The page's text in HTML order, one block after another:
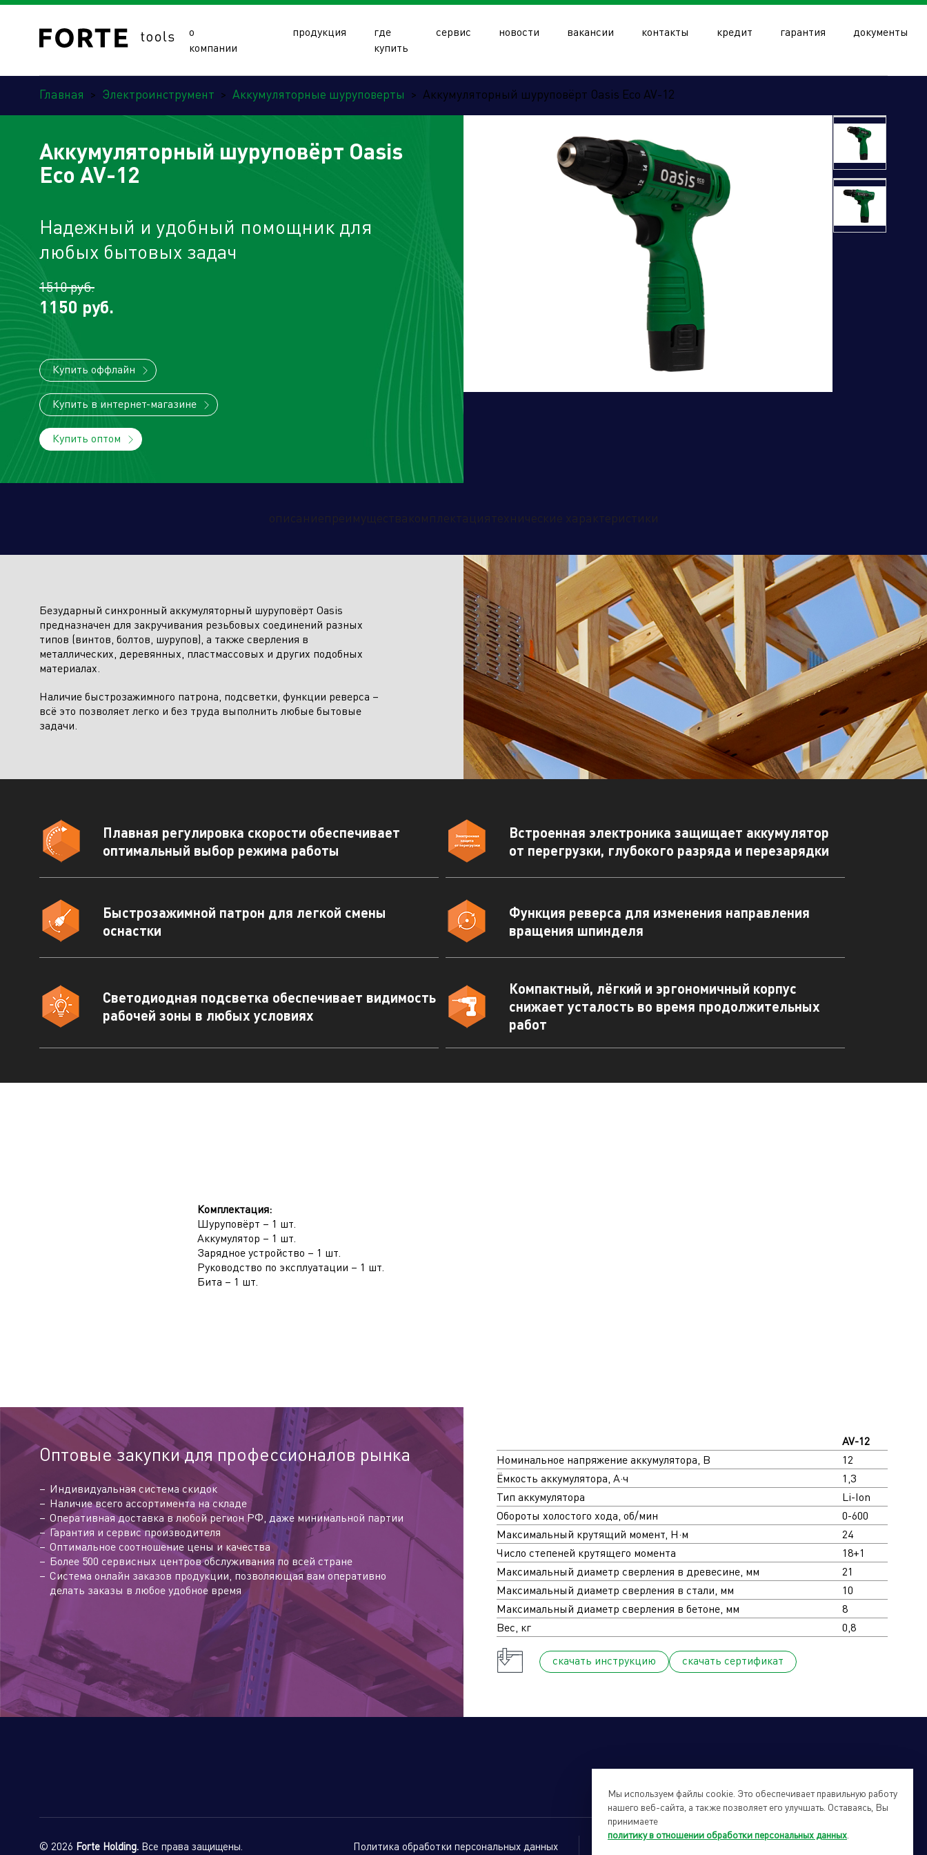
о
компании
продукция
где
купить
сервис новости вакансии контакты кредит гарантия документы
Управляющая компания
Торговые компании
Климатическое оборудование и
бытовая техника
Производственный кластер
Отправить заявку
Главная > Электроинструмент > Аккумуляторные шуруповерты > Аккумуляторный шуруповёрт Oasis Eco AV-12
Аккумуляторный шуруповёрт Oasis
Eco AV-12
Надежный и удобный помощник для
любых бытовых задач
1510 руб.
1150 руб.
Купить оффлайн
Купить в интернет-магазине
Купить оптом
описание преимущества комплектация технические характеристики
Безударный синхронный аккумуляторный шуруповёрт Oasis
предназначен для закручивания резьбовых соединений разных
типов (винтов, болтов, шурупов), а также сверления в
металлических, деревянных, пластмассовых и других подобных
материалах.
Наличие быстрозажимного патрона, подсветки, функции реверса –
всё это позволяет легко и без труда выполнить любые бытовые
задачи.
Плавная регулировка скорости обеспечивает
оптимальный выбор режима работы
Встроенная электроника защищает аккумулятор
от перегрузки, глубокого разряда и перезарядки
Быстрозажимной патрон для легкой смены
оснастки
Функция реверса для изменения направления
вращения шпинделя
Светодиодная подсветка обеспечивает видимость
рабочей зоны в любых условиях
Компактный, лёгкий и эргономичный корпус
снижает усталость во время продолжительных
работ
Комплектация:
Шуруповёрт – 1 шт.
Аккумулятор – 1 шт.
Зарядное устройство – 1 шт.
Руководство по эксплуатации – 1 шт.
Бита – 1 шт.
Оптовые закупки для профессионалов рынка
Индивидуальная система скидок
Наличие всего ассортимента на складе
Оперативная доставка в любой регион РФ, даже минимальной партии
Гарантия и сервис производителя
Оптимальное соотношение цены и качества
Более 500 сервисных центров обслуживания по всей стране
Система онлайн заказов продукции, позволяющая вам оперативно
делать заказы в любое удобное время
AV-12
Номинальное напряжение аккумулятора, В
12
Ёмкость аккумулятора, А·ч
1,3
Тип аккумулятора
Li-Ion
Обороты холостого хода, об/мин
0-600
Максимальный крутящий момент, Н·м
24
Число степеней крутящего момента
18+1
Максимальный диаметр сверления в древесине, мм
21
Максимальный диаметр сверления в стали, мм
10
Максимальный диаметр сверления в бетоне, мм
8
Вес, кг
0,8
cкачать инструкцию cкачать сертификат
© 2026 Forte Holding. Все права защищены. Политика обработки персональных данных
Мы используем файлы cookie. Это обеспечивает правильную работу
нашего веб-сайта, а также позволяет его улучшать. Оставаясь, Вы
принимаете
политику в отношении обработки персональных данных